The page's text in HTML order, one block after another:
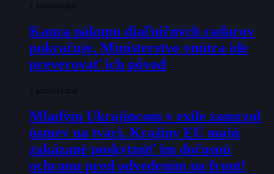
7. AUGUSTA 2026
Kauza nákupu diaľničných radarov
pokračuje. Ministerstvo vnútra ide
preverovať ich pôvod
7. AUGUSTA 2026
Mladým Ukrajincom v exile zamrzol
úsmev na tvári. Krajiny EÚ majú
zakázané poskytnúť im dočasnú
ochranu pred odvedením na front!